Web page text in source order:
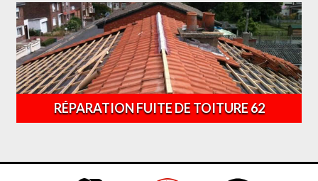
RÉPARATION FUITE DE TOITURE 62